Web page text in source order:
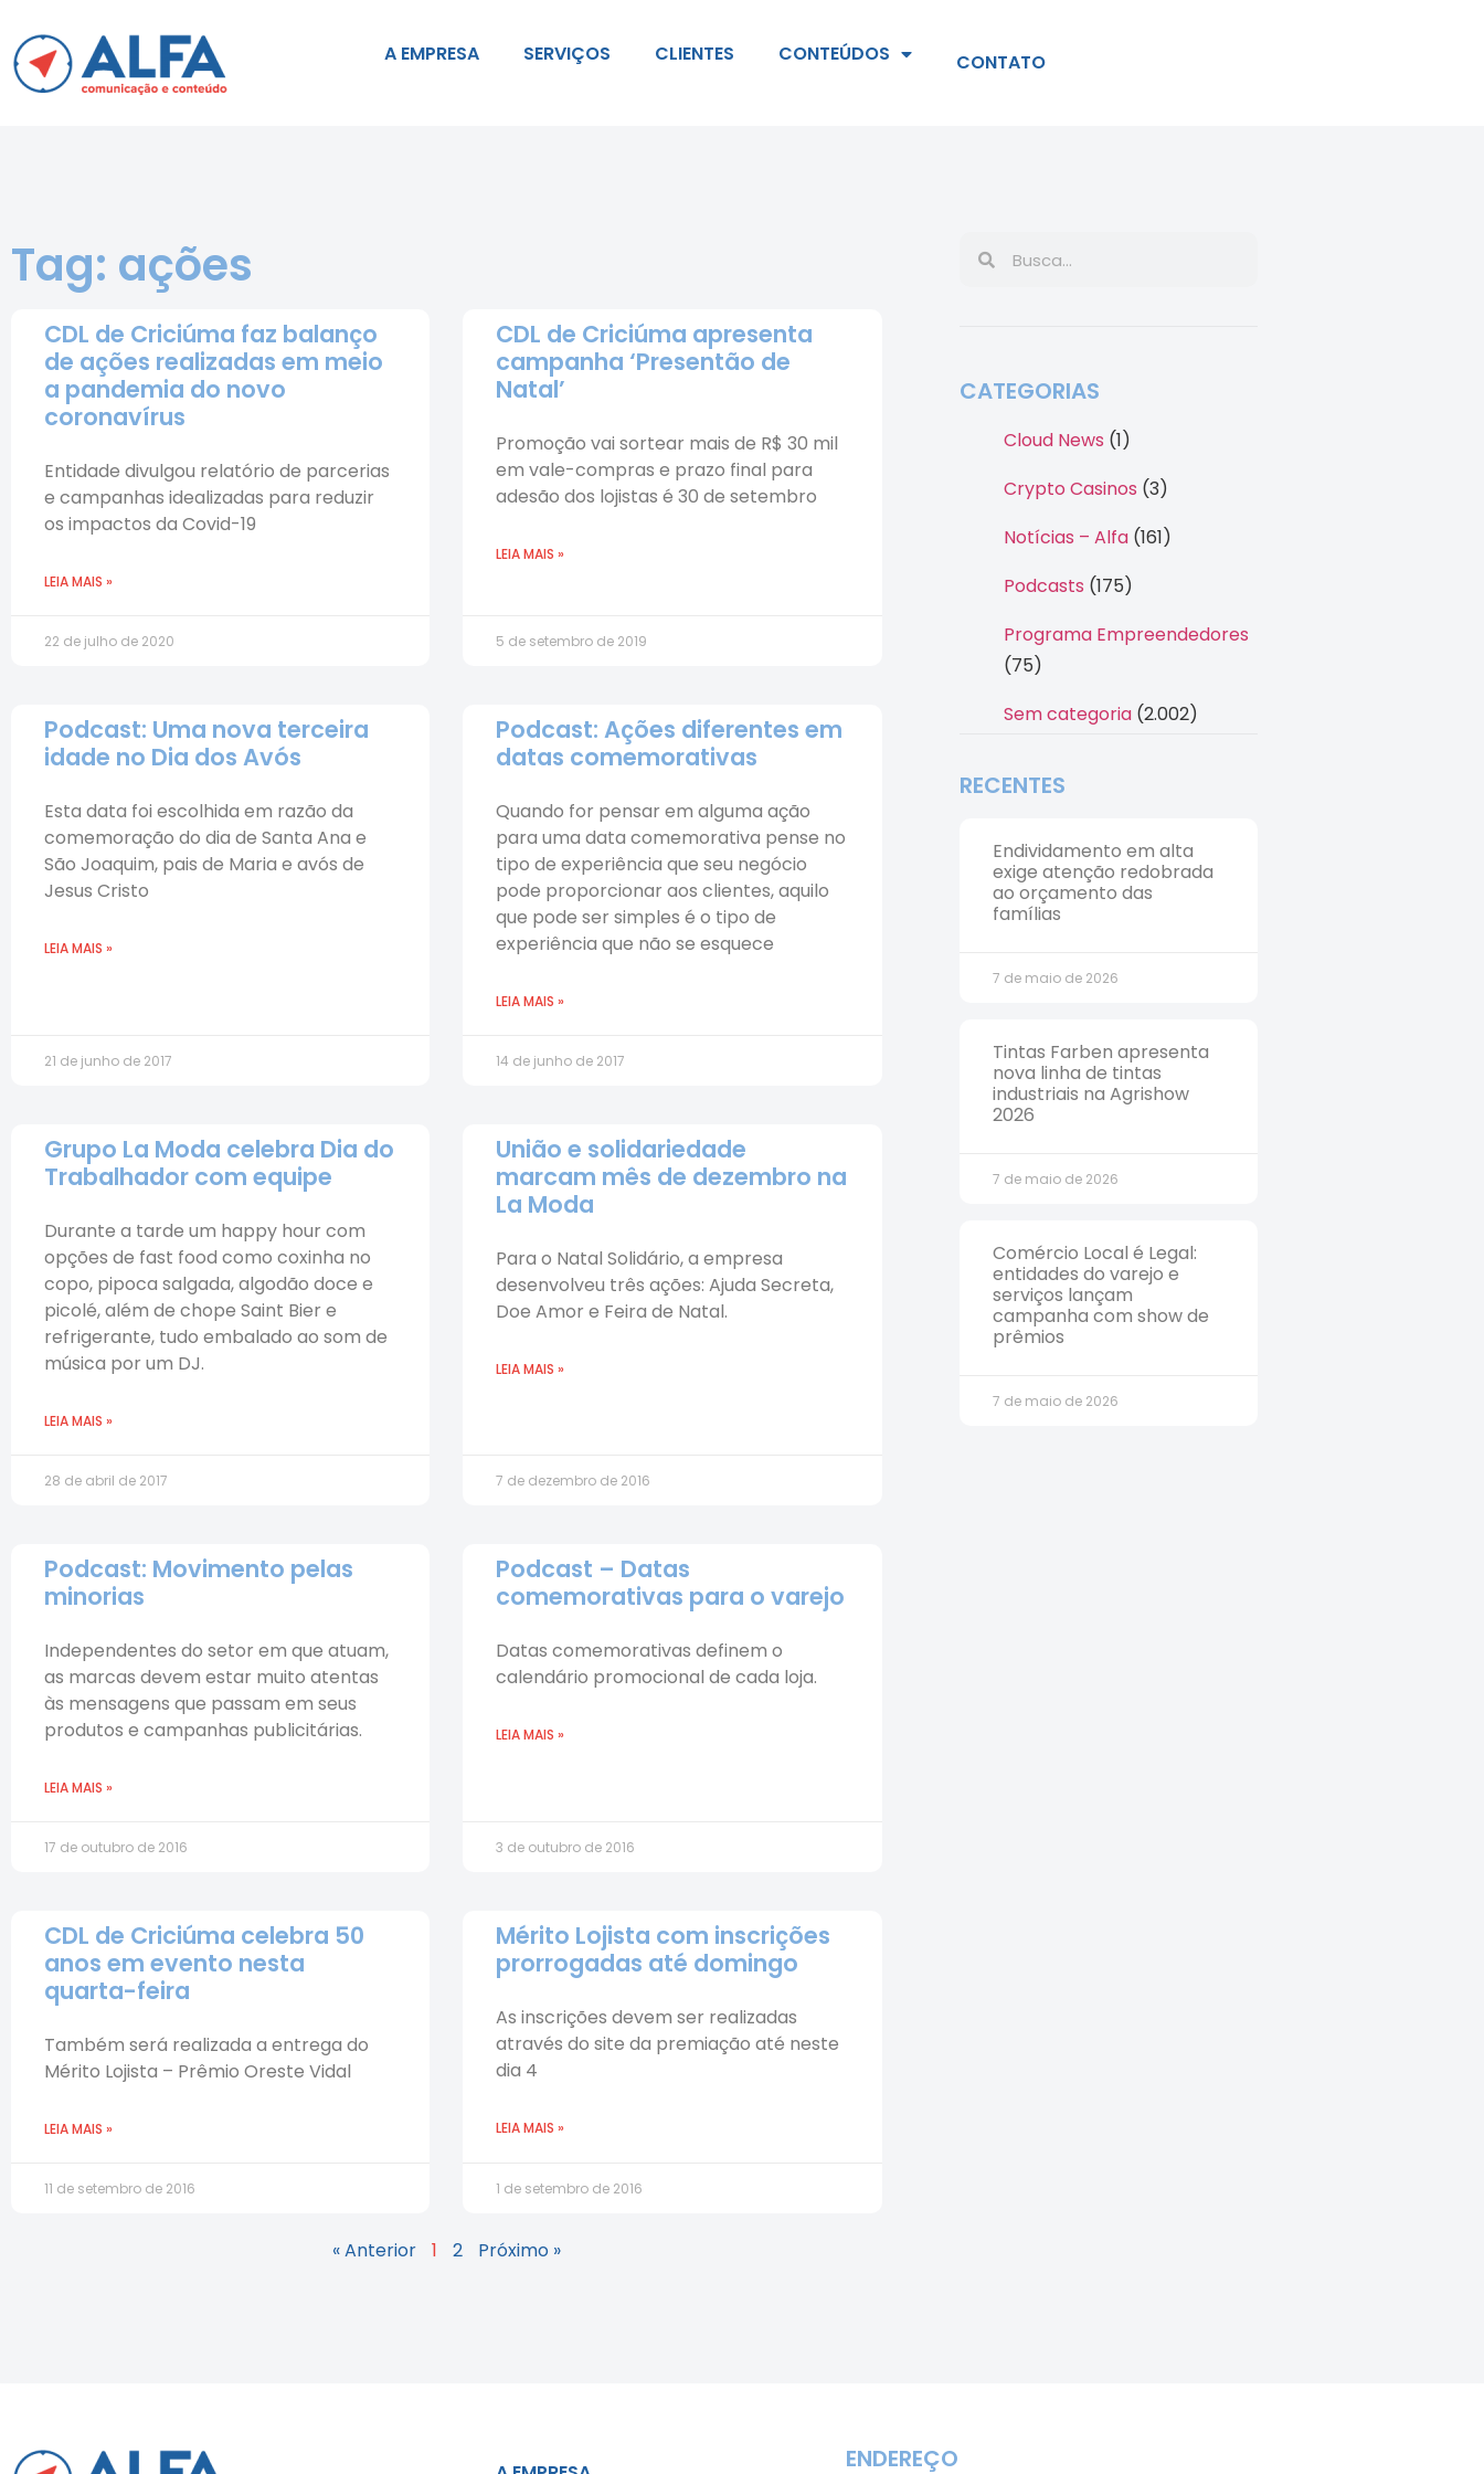
A EMPRESA SERVIÇOS CLIENTES CONTEÚDOS CONTATO
Tag: ações
CDL de Criciúma faz balanço
de ações realizadas em meio
a pandemia do novo
coronavírus
Entidade divulgou relatório de parcerias
e campanhas idealizadas para reduzir
os impactos da Covid-19
LEIA MAIS »
22 de julho de 2020
CDL de Criciúma apresenta
campanha ‘Presentão de
Natal’
Promoção vai sortear mais de R$ 30 mil
em vale-compras e prazo final para
adesão dos lojistas é 30 de setembro
LEIA MAIS »
5 de setembro de 2019
Podcast: Uma nova terceira
idade no Dia dos Avós
Esta data foi escolhida em razão da
comemoração do dia de Santa Ana e
São Joaquim, pais de Maria e avós de
Jesus Cristo
LEIA MAIS »
21 de junho de 2017
Podcast: Ações diferentes em
datas comemorativas
Quando for pensar em alguma ação
para uma data comemorativa pense no
tipo de experiência que seu negócio
pode proporcionar aos clientes, aquilo
que pode ser simples é o tipo de
experiência que não se esquece
LEIA MAIS »
14 de junho de 2017
Grupo La Moda celebra Dia do
Trabalhador com equipe
Durante a tarde um happy hour com
opções de fast food como coxinha no
copo, pipoca salgada, algodão doce e
picolé, além de chope Saint Bier e
refrigerante, tudo embalado ao som de
música por um DJ.
LEIA MAIS »
28 de abril de 2017
União e solidariedade
marcam mês de dezembro na
La Moda
Para o Natal Solidário, a empresa
desenvolveu três ações: Ajuda Secreta,
Doe Amor e Feira de Natal.
LEIA MAIS »
7 de dezembro de 2016
Podcast: Movimento pelas
minorias
Independentes do setor em que atuam,
as marcas devem estar muito atentas
às mensagens que passam em seus
produtos e campanhas publicitárias.
LEIA MAIS »
17 de outubro de 2016
Podcast – Datas
comemorativas para o varejo
Datas comemorativas definem o
calendário promocional de cada loja.
LEIA MAIS »
3 de outubro de 2016
CDL de Criciúma celebra 50
anos em evento nesta
quarta-feira
Também será realizada a entrega do
Mérito Lojista – Prêmio Oreste Vidal
LEIA MAIS »
11 de setembro de 2016
Mérito Lojista com inscrições
prorrogadas até domingo
As inscrições devem ser realizadas
através do site da premiação até neste
dia 4
LEIA MAIS »
1 de setembro de 2016
« Anterior 1 2 Próximo »
CATEGORIAS
Cloud News (1)
Crypto Casinos (3)
Notícias – Alfa(161)
Podcasts (175)
Programa Empreendedores
(75)
Sem categoria(2.002)
RECENTES
Endividamento em alta
exige atenção redobrada
ao orçamento das
famílias
7 de maio de 2026
Tintas Farben apresenta
nova linha de tintas
industriais na Agrishow
2026
7 de maio de 2026
Comércio Local é Legal:
entidades do varejo e
serviços lançam
campanha com show de
prêmios
7 de maio de 2026
ENDEREÇO